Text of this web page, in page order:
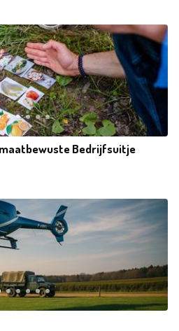
Bedrijfsuitje